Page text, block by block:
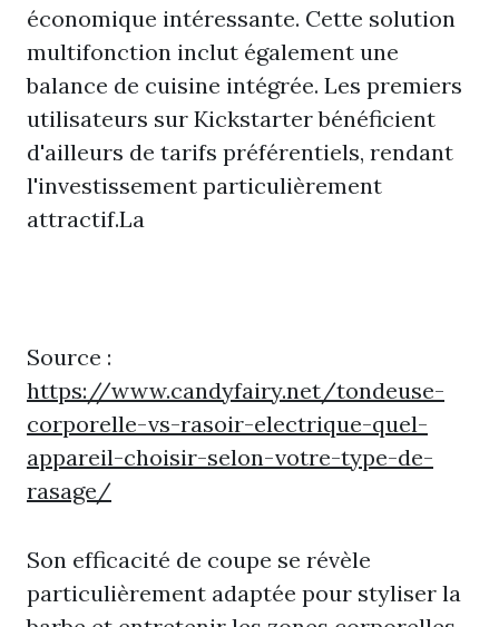
économique intéressante. Cette solution
multifonction inclut également une
balance de cuisine intégrée. Les premiers
utilisateurs sur Kickstarter bénéficient
d'ailleurs de tarifs préférentiels, rendant
l'investissement particulièrement
attractif.La
Source :
https://www.candyfairy.net/tondeuse-
corporelle-vs-rasoir-electrique-quel-
appareil-choisir-selon-votre-type-de-
rasage/
Son efficacité de coupe se révèle
particulièrement adaptée pour styliser la